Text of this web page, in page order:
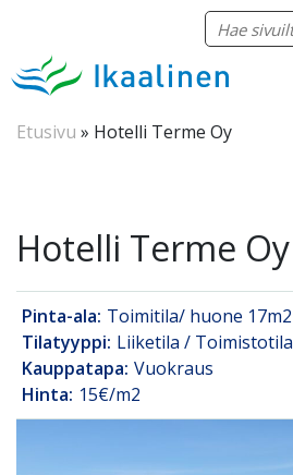
Etusivu » Hotelli Terme Oy
Hotelli Terme Oy
Pinta-ala: Toimitila/ huone 17m2
Tilatyyppi: Liiketila / Toimistotila
Kauppatapa: Vuokraus
Hinta: 15€/m2